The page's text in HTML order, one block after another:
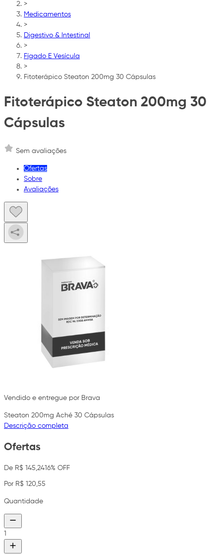
>
Medicamentos
>
Digestivo & Intestinal
>
Fígado E Vesícula
>
Fitoterápico Steaton 200mg 30 Cápsulas
Fitoterápico Steaton 200mg 30
Cápsulas
Sem avaliações
Ofertas
Sobre
Avaliações
Vendido e entregue por Brava
Steaton 200mg Aché 30 Cápsulas
Descrição completa
Ofertas
De R$ 145,2416% OFF
Por R$ 120,55
Quantidade
1